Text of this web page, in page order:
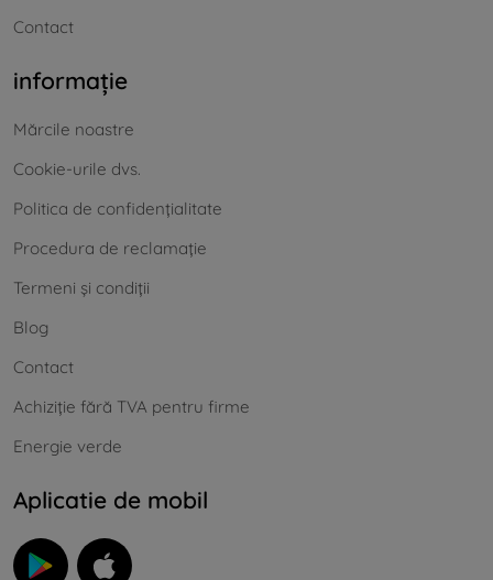
Contact
informație
Mărcile noastre
Cookie-urile dvs.
Politica de confidențialitate
Procedura de reclamație
Termeni și condiții
Blog
Contact
Achiziție fără TVA pentru firme
Energie verde
Aplicatie de mobil